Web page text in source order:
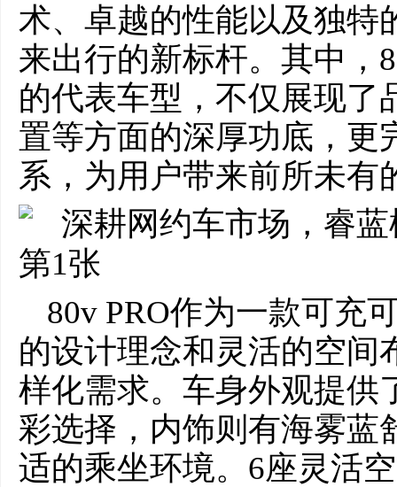
术、卓越的性能以及独特
来出行的新标杆。其中，
的代表车型，不仅展现了
置等方面的深厚功底，更
系，为用户带来前所未有
80v PRO作为一款可充
的设计理念和灵活的空间
样化需求。车身外观提供
彩选择，内饰则有海雾蓝
适的乘坐环境。6座灵活